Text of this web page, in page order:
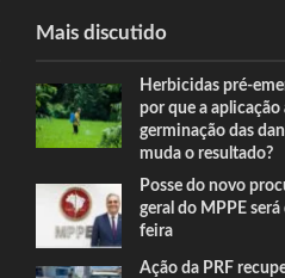
Mais discutido
Herbicidas pré-
por que a aplicação
germinação das
muda o resultado?
Posse do novo
geral do MPPE
feira
Ação da PRF